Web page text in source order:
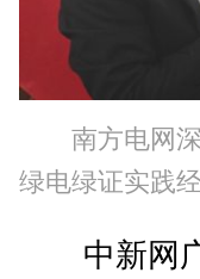
南方电网
绿电绿证实践
中新网广